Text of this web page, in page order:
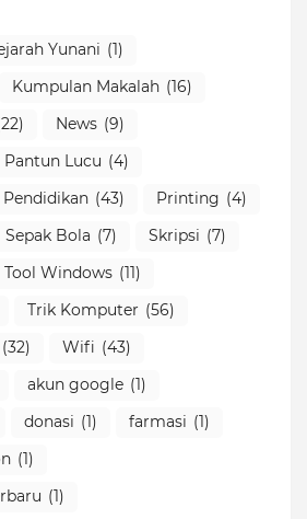
Yunani (1)
Kumpulan Makalah (16)
News (9)
Pantun Lucu (4)
Pendidikan (43) Printing (4)
Sepak Bola (7) Skripsi (7)
Tool Windows (11)
Trik Komputer (56)
(32) Wifi (43)
akun google (1)
donasi (1) farmasi (1)
(1)
(1)